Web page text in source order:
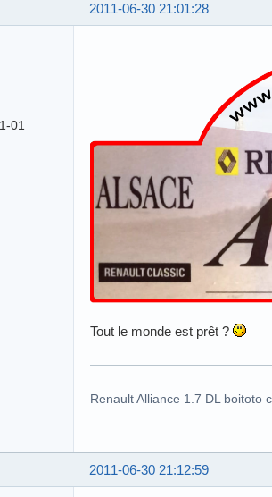
2011-06-30 21:01:28
01
Tout le monde est prêt ?
Renault Alliance 1.7 DL boitoto
2011-06-30 21:12:59